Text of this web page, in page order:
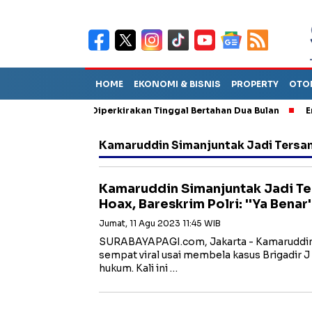
HOME EKONOMI & BISNIS PROPERTY
Sebut TPA Diperkirakan Tinggal Bertahan Dua Bulan
Kamaruddin Simanjuntak Jadi
Kamaruddin Simanjuntak Jadi
Hoax, Bareskrim Polri: ''Ya
Jumat, 11 Agu 2023 11:45 WIB
SURABAYAPAGI.com, Jakarta -
sempat viral usai membela kasus Brigadir
hukum. Kali ini …